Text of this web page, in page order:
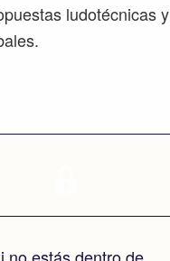
ludotécnicas y